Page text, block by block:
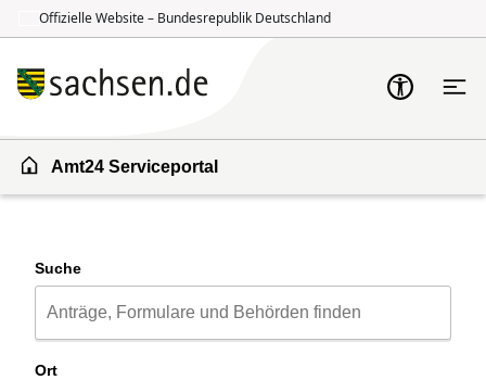
Offizielle Website – Bundesrepublik Deutschland
Amt24 Serviceportal
Suche
Ort